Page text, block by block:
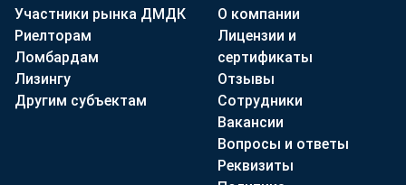
Участники рынка ДМДК
Риелторам
Ломбардам
Лизингу
Другим субъектам
О компании
Лицензии и
сертификаты
Отзывы
Сотрудники
Вакансии
Вопросы и ответы
Реквизиты